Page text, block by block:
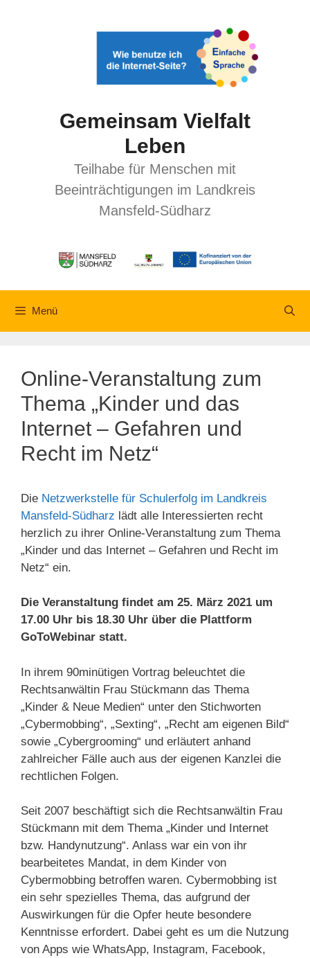
Gemeinsam Vielfalt
Leben
Teilhabe für Menschen mit
Beeinträchtigungen im Landkreis
Mansfeld-Südharz
Menü
Online-Veranstaltung zum
Thema „Kinder und das
Internet – Gefahren und
Recht im Netz“
Die Netzwerkstelle für Schulerfolg im Landkreis
Mansfeld-Südharz lädt alle Interessierten recht
herzlich zu ihrer Online-Veranstaltung zum Thema
„Kinder und das Internet – Gefahren und Recht im
Netz“ ein.
Die Veranstaltung findet am 25. März 2021 um
17.00 Uhr bis 18.30 Uhr über die Plattform
GoToWebinar statt.
In ihrem 90minütigen Vortrag beleuchtet die
Rechtsanwältin Frau Stückmann das Thema
„Kinder & Neue Medien“ unter den Stichworten
„Cybermobbing“, „Sexting“, „Recht am eigenen Bild“
sowie „Cybergrooming“ und erläutert anhand
zahlreicher Fälle auch aus der eigenen Kanzlei die
rechtlichen Folgen.
Seit 2007 beschäftigt sich die Rechtsanwältin Frau
Stückmann mit dem Thema „Kinder und Internet
bzw. Handynutzung“. Anlass war ein von ihr
bearbeitetes Mandat, in dem Kinder von
Cybermobbing betroffen waren. Cybermobbing ist
ein sehr spezielles Thema, das aufgrund der
Auswirkungen für die Opfer heute besondere
Kenntnisse erfordert. Dabei geht es um die Nutzung
von Apps wie WhatsApp, Instagram, Facebook,